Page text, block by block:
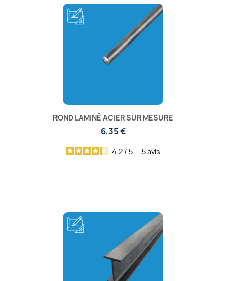
ROND LAMINÉ ACIER SUR MESURE
6,35 €
4.2 / 5 - 5avis